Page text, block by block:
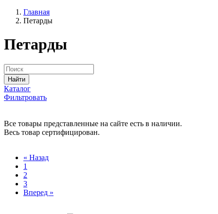
Главная
Петарды
Петарды
Найти
Каталог
Фильтровать
Все товары представленные на сайте есть в наличии.
Весь товар сертифицирован.
« Назад
1
2
3
Вперед »